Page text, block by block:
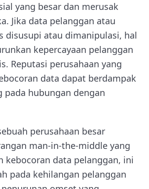
yang besar dan merusak
Jika data pelanggan atau
disusupi atau dimanipulasi, hal
kepercayaan pelanggan
Reputasi perusahaan yang
data dapat berdampak
pada hubungan dengan
perusahaan besar
man-in-the-middle yang
kebocoran data pelanggan, ini
pada kehilangan pelanggan